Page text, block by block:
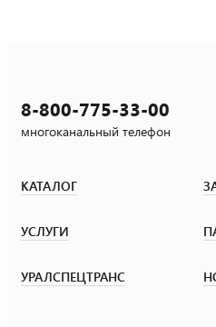
8-800-775-33-00
многоканальный телефон
КАТАЛОГ
УСЛУГИ
УРАЛСПЕЦТРАНС